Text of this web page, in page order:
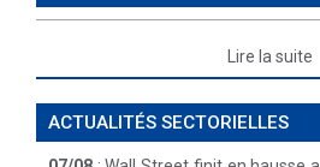
Lire la suite
ACTUALITÉS SECTORIELLES